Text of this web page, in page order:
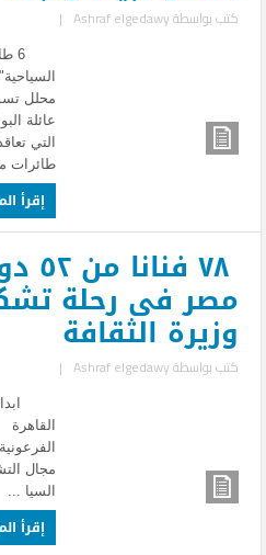
كتب بواسطةAshraf elgedawy
|
6
محلل
طائرات
إقرأ
٧٨
مصر فى رحلة
وزيرة الثقافة
كتب بواسطةAshraf elgedawy
|
مجال
السيا ...
إقرأ